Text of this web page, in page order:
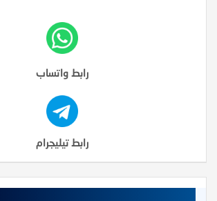
رابط واتساب
رابط تيليجرام